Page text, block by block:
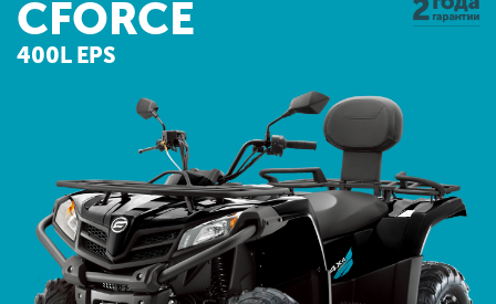
CFORCE
400L EPS